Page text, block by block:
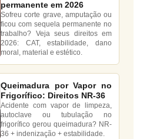
permanente em 2026
Sofreu corte grave, amputação ou
ficou com sequela permanente no
trabalho? Veja seus direitos em
2026: CAT, estabilidade, dano
moral, material e estético.
Queimadura por Vapor no
Frigorífico: Direitos NR-36
Acidente com vapor de limpeza,
autoclave ou tubulação no
frigorífico gerou queimadura? NR-
36 + indenização + estabilidade.